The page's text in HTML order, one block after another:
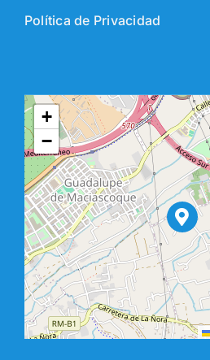
Política de Privacidad
+
−